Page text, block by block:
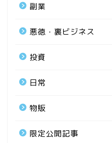
副業
悪徳・裏ビジネス
投資
日常
物販
限定公開記事